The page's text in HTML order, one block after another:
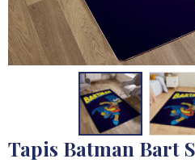
Tapis Batman Bart